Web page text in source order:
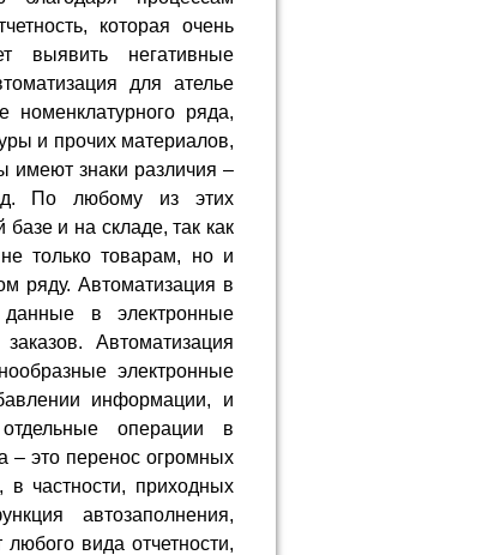
которая очень
выявить негативные
для ателье
номенклатурного ряда,
и прочих материалов,
имеют знаки различия –
По любому из этих
и на складе, так как
только товарам, но и
ряду. Автоматизация в
в электронные
Автоматизация
электронные
информации, и
операции в
– это перенос огромных
частности, приходных
автозаполнения,
вида отчетности,